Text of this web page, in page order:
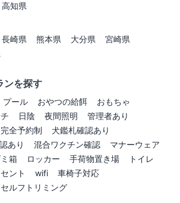
高知県
長崎県 熊本県 大分県
宮崎県
ンを探す
プール おやつの給餌
おもちゃ
日陰 夜間照明
管理者あり
完全予約制
犬鑑札確認あり
あり
混合ワクチン確認
マナーウェア
箱 ロッカー 手荷物置き場
トイレ
ント wifi
車椅子対応
セルフトリミング